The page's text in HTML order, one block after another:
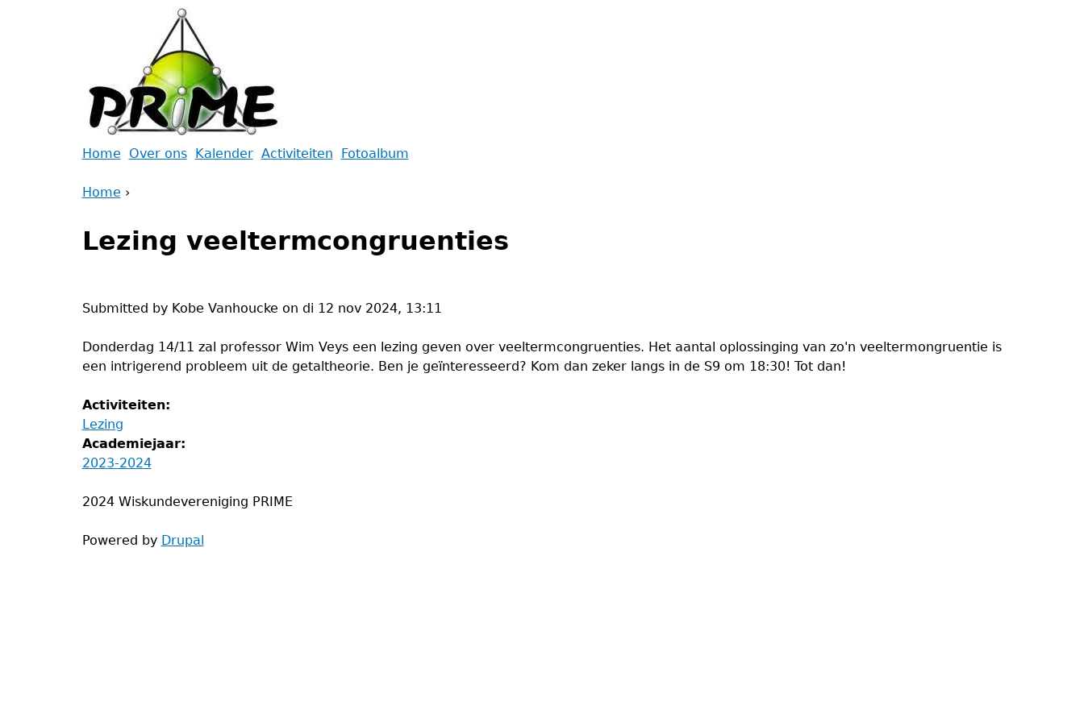
are
Home ›
to
top
Lezing veeltermcongruenties
Submitted by Kobe Vanhoucke on di 12 nov 2024, 13:11
Donderdag 14/11 zal professor Wim Veys een lezing geven over veeltermcongruenties. Het aantal oplossinging van zo'n veeltermongruentie is
een intrigerend probleem uit de getaltheorie. Ben je geïnteresseerd? Kom dan zeker langs in de S9 om 18:30! Tot dan!
Activiteiten:
Lezing
Academiejaar:
2023-2024
Back
top
Home Over ons Kalender Activiteiten Fotoalbum
2024 Wiskundevereniging PRIME
Powered by Drupal